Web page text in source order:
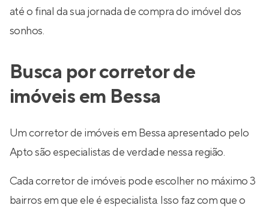
até o final da sua jornada de compra do imóvel dos
sonhos.
Busca por corretor de
imóveis em Bessa
Um corretor de imóveis em Bessa apresentado pelo
Apto são especialistas de verdade nessa região.
Cada corretor de imóveis pode escolher no máximo 3
bairros em que ele é especialista. Isso faz com que o